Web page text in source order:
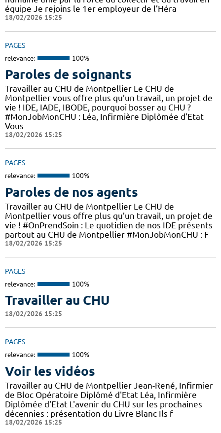
équipe Je rejoins le 1er employeur de l’Héra
18/02/2026 15:25
PAGES
relevance: 100%
Paroles de soignants
Travailler au CHU de Montpellier Le CHU de
Montpellier vous offre plus qu’un travail, un projet de
vie ! IDE, IADE, IBODE, pourquoi bosser au CHU ?
#MonJobMonCHU : Léa, Infirmière Diplômée d'Etat
Vous
18/02/2026 15:25
PAGES
relevance: 100%
Paroles de nos agents
Travailler au CHU de Montpellier Le CHU de
Montpellier vous offre plus qu’un travail, un projet de
vie ! #OnPrendSoin : Le quotidien de nos IDE présents
partout au CHU de Montpellier #MonJobMonCHU : F
18/02/2026 15:25
PAGES
relevance: 100%
Travailler au CHU
18/02/2026 15:25
PAGES
relevance: 100%
Voir les vidéos
Travailler au CHU de Montpellier Jean-René, Infirmier
de Bloc Opératoire Diplômé d'Etat Léa, Infirmière
Diplômée d'Etat L'avenir du CHU sur les prochaines
décennies : présentation du Livre Blanc Ils f
18/02/2026 15:25